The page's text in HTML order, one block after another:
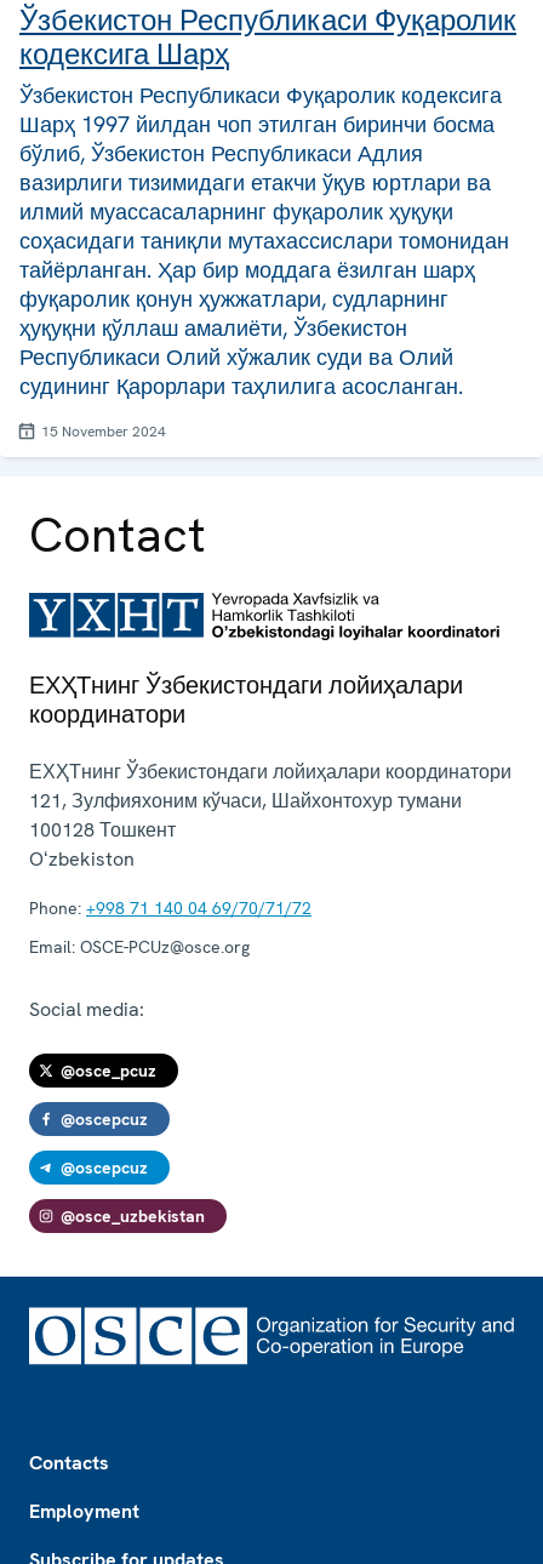
Ўзбекистон Республикаси Фуқаролик
кодексига Шарҳ
Ўзбекистон Республикаси Фуқаролик кодексига
Шарҳ 1997 йилдан чоп этилган биринчи босма
бўлиб, Ўзбекистон Республикаси Адлия
вазирлиги тизимидаги етакчи ўқув юртлари ва
илмий муассасаларнинг фуқаролик ҳуқуқи
соҳасидаги таниқли мутахассислари томонидан
тайёрланган. Ҳар бир моддага ёзилган шарҳ
фуқаролик қонун ҳужжатлари, судларнинг
ҳуқуқни қўллаш амалиёти, Ўзбекистон
Республикаси Олий хўжалик суди ва Олий
судининг Қарорлари таҳлилига асосланган.
15 November 2024
Contact
ЕХҲТнинг Ўзбекистондаги лойиҳалари
координатори
ЕХҲТнинг Ўзбекистондаги лойиҳалари координатори
121, Зулфияхоним кўчаси, Шайхонтохур тумани
100128Тошкент
Oʻzbekiston
Phone: +998 71 140 04 69/70/71/72
Email: OSCE-PCUz@osce.org
Social media:
@osce_pcuz
@oscepcuz
@oscepcuz
@osce_uzbekistan
Contacts
Employment